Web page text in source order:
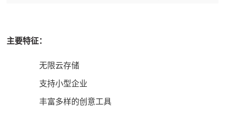
主要特征：
无限云存储
支持小型企业
丰富多样的创意工具